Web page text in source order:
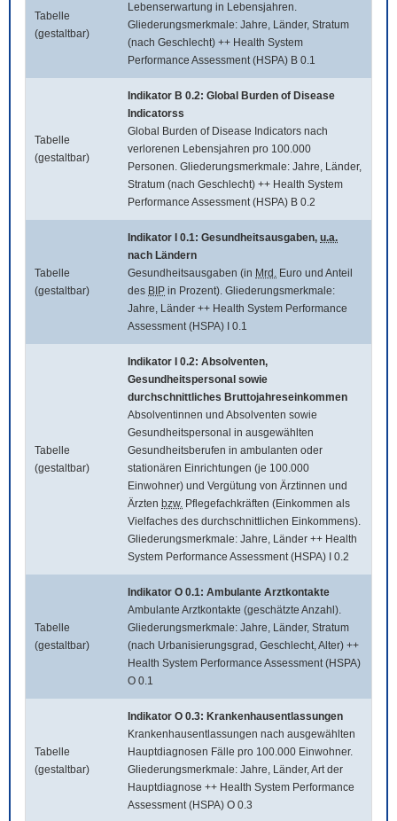
Tabelle
(gestaltbar)
Lebenserwartung in Lebensjahren.
Gliederungsmerkmale: Jahre, Länder, Stratum
(nach Geschlecht) ++ Health System
Performance Assessment (HSPA) B 0.1
Tabelle
(gestaltbar)
Indikator B 0.2: Global Burden of Disease
Indicatorss
Global Burden of Disease Indicators nach
verlorenen Lebensjahren pro 100.000
Personen. Gliederungsmerkmale: Jahre, Länder,
Stratum (nach Geschlecht) ++ Health System
Performance Assessment (HSPA) B 0.2
Tabelle
(gestaltbar)
Indikator I 0.1: Gesundheitsausgaben, u.a.
nach Ländern
Gesundheitsausgaben (in Mrd. Euro und Anteil
des BIP in Prozent). Gliederungsmerkmale:
Jahre, Länder ++ Health System Performance
Assessment (HSPA) I 0.1
Tabelle
(gestaltbar)
Indikator I 0.2: Absolventen,
Gesundheitspersonal sowie
durchschnittliches Bruttojahreseinkommen
Absolventinnen und Absolventen sowie
Gesundheitspersonal in ausgewählten
Gesundheitsberufen in ambulanten oder
stationären Einrichtungen (je 100.000
Einwohner) und Vergütung von Ärztinnen und
Ärzten bzw. Pflegefachkräften (Einkommen als
Vielfaches des durchschnittlichen Einkommens).
Gliederungsmerkmale: Jahre, Länder ++ Health
System Performance Assessment (HSPA) I 0.2
Tabelle
(gestaltbar)
Indikator O 0.1: Ambulante Arztkontakte
Ambulante Arztkontakte (geschätzte Anzahl).
Gliederungsmerkmale: Jahre, Länder, Stratum
(nach Urbanisierungsgrad, Geschlecht, Alter) ++
Health System Performance Assessment (HSPA)
O 0.1
Tabelle
(gestaltbar)
Indikator O 0.3: Krankenhausentlassungen
Krankenhausentlassungen nach ausgewählten
Hauptdiagnosen Fälle pro 100.000 Einwohner.
Gliederungsmerkmale: Jahre, Länder, Art der
Hauptdiagnose ++ Health System Performance
Assessment (HSPA) O 0.3